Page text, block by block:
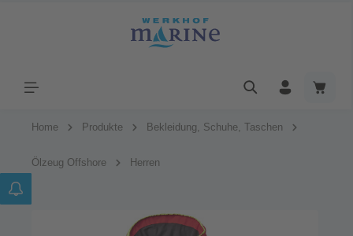
Home Produkte Bekleidung, Schuhe, Taschen
Ölzeug Offshore Herren